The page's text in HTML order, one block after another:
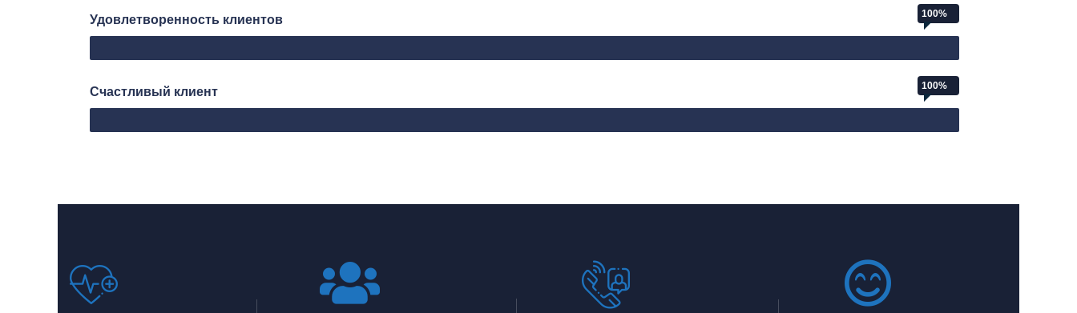
Удовлетворенность клиентов 100%
Счастливый клиент 100%